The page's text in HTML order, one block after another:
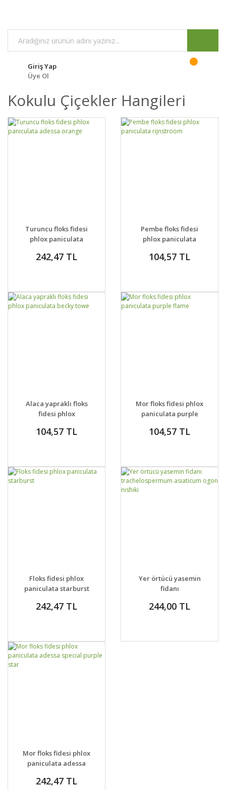
Giriş Yap
Üye Ol
Kokulu Çiçekler Hangileri
DETAYLAR
VER
Turuncu floks fidesi
phlox paniculata
242,47 TL
DETAYLAR
VER
Pembe floks fidesi
phlox paniculata
104,57 TL
DETAYLAR
VER
Alaca yapraklı floks
fidesi phlox
towe
104,57 TL
DETAYLAR
VER
Mor floks fidesi phlox
paniculata purple
104,57 TL
DETAYLAR
VER
Floks fidesi phlox
paniculata starburst
242,47 TL
DETAYLAR
VER
Yer örtücü yasemin
fidanı
asiaticum ogon nishiki
244,00 TL
DETAYLAR
VER
Mor floks fidesi phlox
paniculata adessa
242,47 TL